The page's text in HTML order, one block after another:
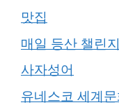
맛집
매일 등산 챌린지
사자성어
유네스코 세계